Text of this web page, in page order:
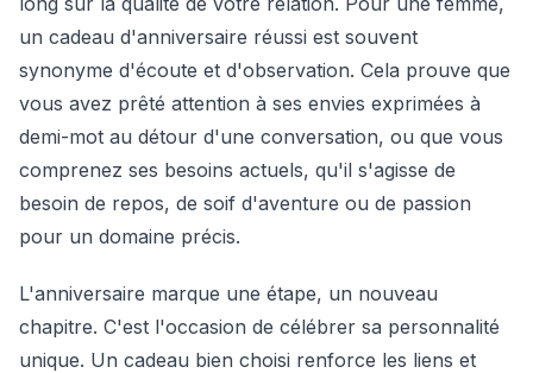
un cadeau d'anniversaire réussi est souvent
synonyme d'écoute et d'observation. Cela prouve que
vous avez prêté attention à ses envies exprimées à
demi-mot au détour d'une conversation, ou que vous
comprenez ses besoins actuels, qu'il s'agisse de
besoin de repos, de soif d'aventure ou de passion
pour un domaine précis.
L'anniversaire marque une étape, un nouveau
chapitre. C'est l'occasion de célébrer sa personnalité
unique. Un cadeau bien choisi renforce les liens et